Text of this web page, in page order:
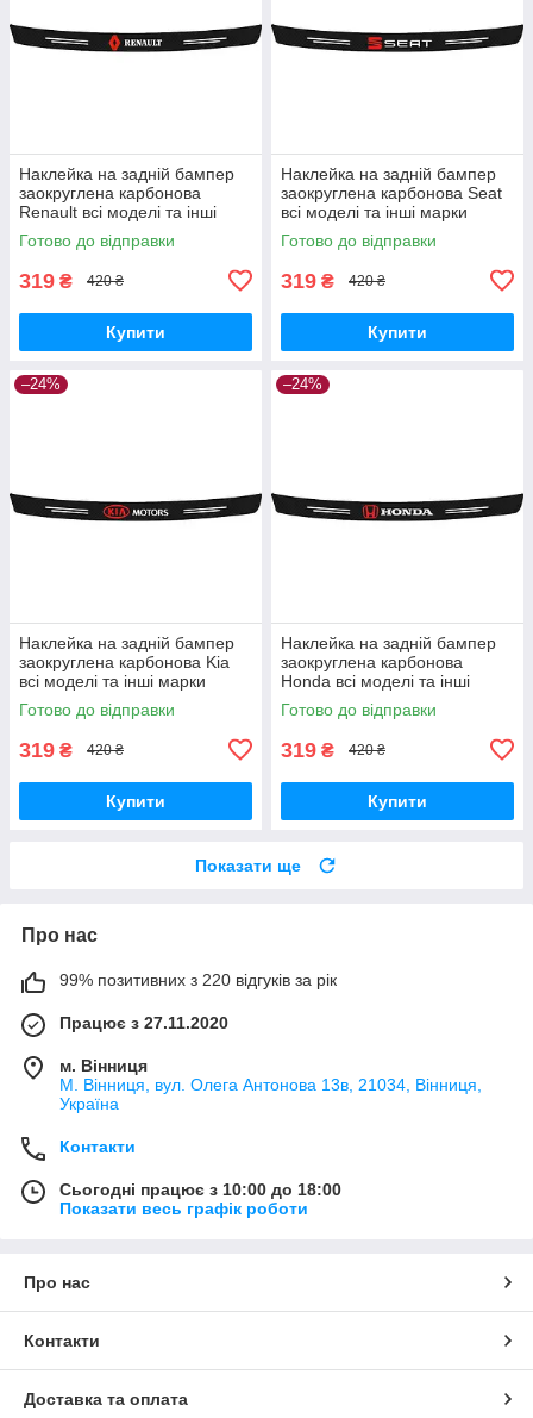
Наклейка на задній бампер
заокруглена карбонова
Renault всі моделі та інші
марки автомобілів 100х10см
Готово до відправки
319 ₴ 420 ₴
Купити
Наклейка на задній бампер
заокруглена карбонова Seat
всі моделі та інші марки
автомобілів 100х10см
Готово до відправки
319 ₴ 420 ₴
Купити
–24%
Наклейка на задній бампер
заокруглена карбонова Kia
всі моделі та інші марки
автомобілів 100х10см
Готово до відправки
319 ₴ 420 ₴
Купити
–24%
Наклейка на задній бампер
заокруглена карбонова
Honda всі моделі та інші
марки автомобілів 100х10см
Готово до відправки
319 ₴ 420 ₴
Купити
Показати ще
Про нас
99% позитивних з 220 відгуків за рік
Працює з 27.11.2020
м. Вінниця
М. Вінниця, вул. Олега Антонова 13в, 21034, Вінниця,
Україна
Контакти
Сьогодні працює з 10:00 до 18:00
Показати весь графік роботи
Про нас
Контакти
Доставка та оплата